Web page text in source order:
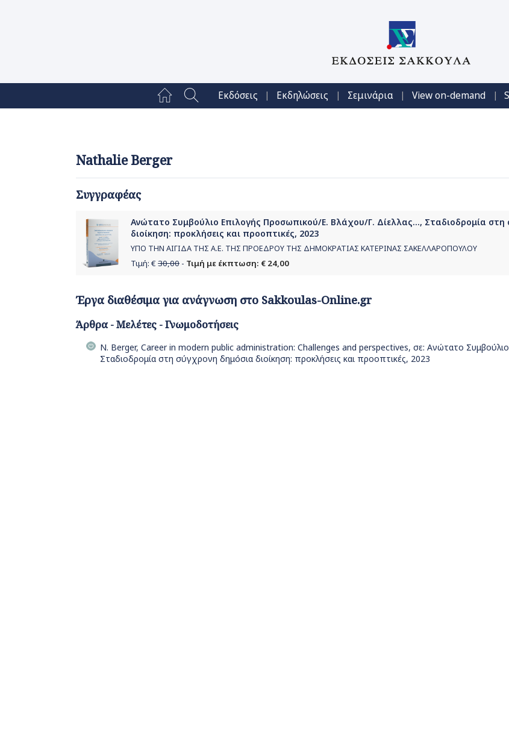
Εκδόσεις | Εκδηλώσεις | Σεμινάρια | View on-demand |
Nathalie Berger
Συγγραφέας
Ανώτατο Συμβούλιο Επιλογής Προσωπικού/Ε. Βλάχου/Γ. Δίελλας..., Σταδιοδρομία στη
διοίκηση: προκλήσεις και προοπτικές, 2023
ΥΠΟ ΤΗΝ ΑΙΓΙΔΑ ΤΗΣ Α.Ε. ΤΗΣ ΠΡΟΕΔΡΟΥ ΤΗΣ ΔΗΜΟΚΡΑΤΙΑΣ ΚΑΤΕΡΙΝΑΣ ΣΑΚΕΛΛΑΡΟΠΟΥΛΟΥ
Τιμή: € 30,00 - Τιμή με έκπτωση: € 24,00
Έργα διαθέσιμα για ανάγνωση στο Sakkoulas-Online.gr
Άρθρα - Μελέτες - Γνωμοδοτήσεις
N. Berger, Career in modern public administration: Challenges and perspectives, σε: Ανώτατο
Σταδιοδρομία στη σύγχρονη δημόσια διοίκηση: προκλήσεις και προοπτικές, 2023